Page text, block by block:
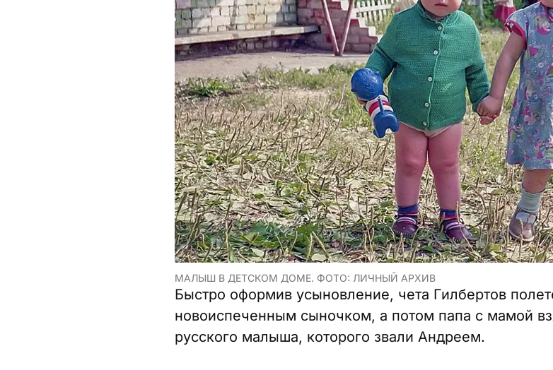
МАЛЫШ В ДЕТСКОМ ДОМЕ. ФОТО: ЛИЧНЫЙ АРХИВ
Быстро оформив усыновление, чета Гилбертов
новоиспеченным сыночком, а потом папа с мамой
русского малыша, которого звали Андреем.